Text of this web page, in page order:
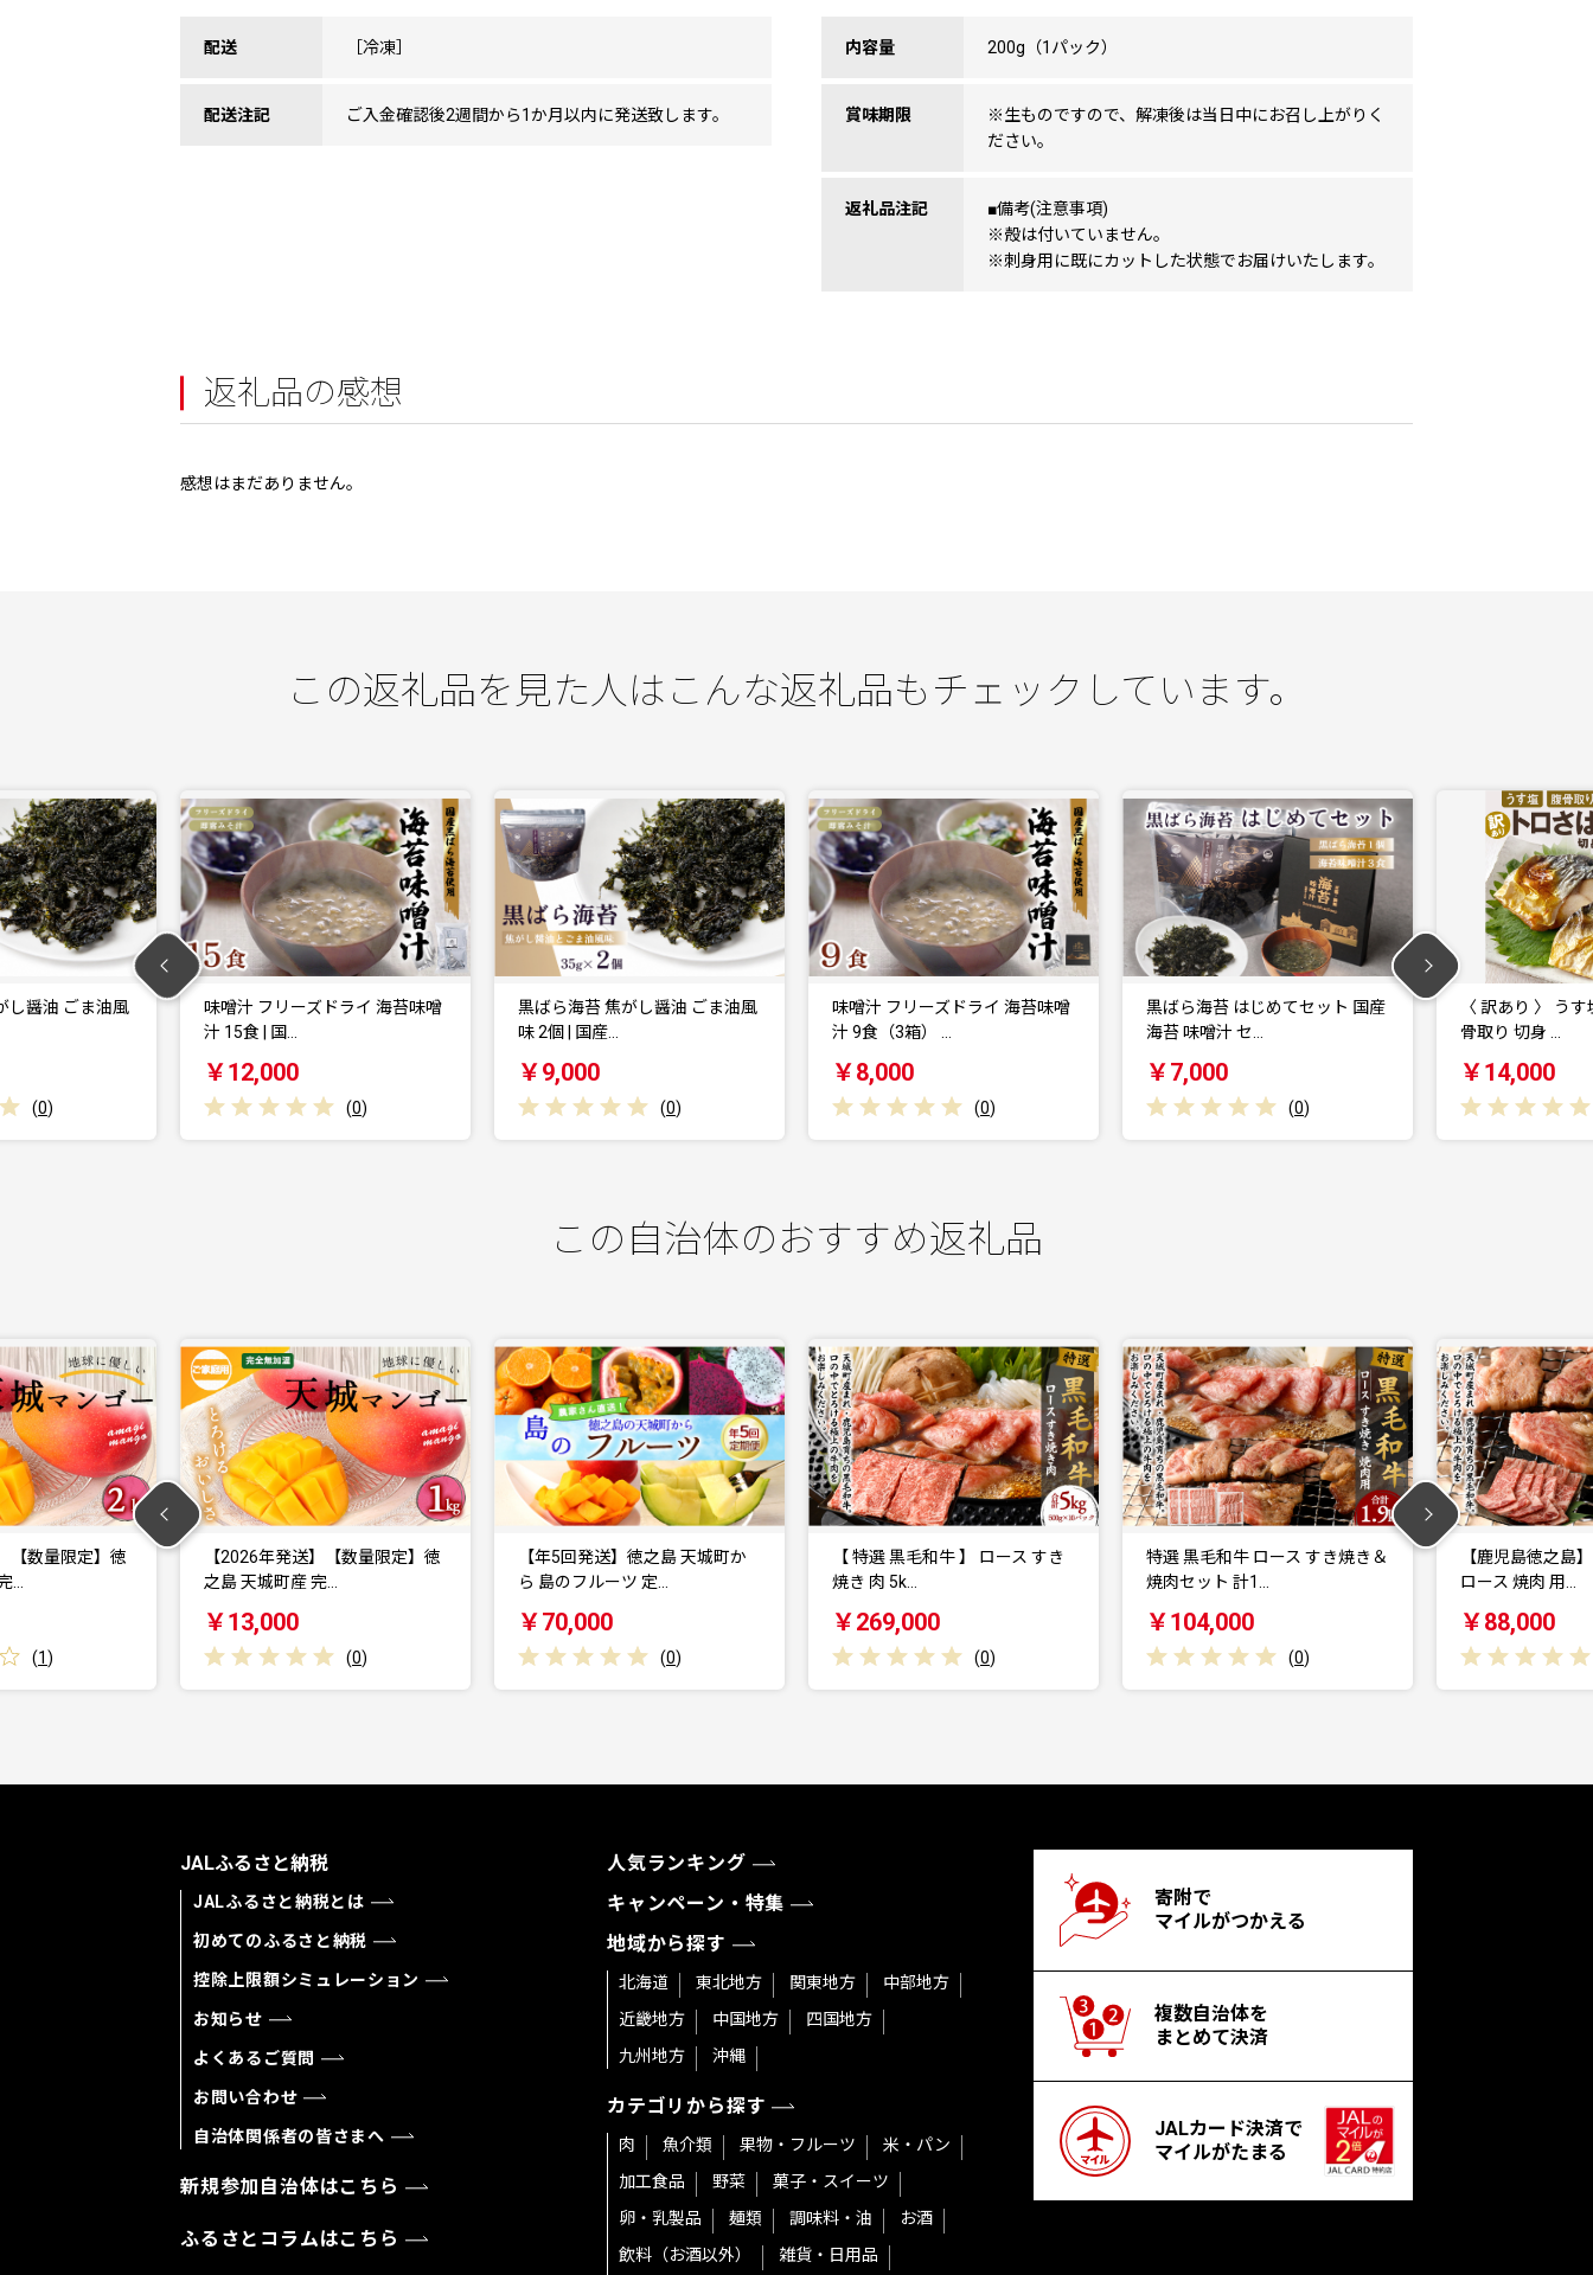
配送 ［冷凍］
配送注記 ご入金確認後2週間から1か月以内に発送致します。
内容量 200g（1パック）
賞味期限
※生ものですので、解凍後は当日中にお召し上がりく
ださい。
返礼品注記
■備考(注意事項)
※殻は付いていません。
※刺身用に既にカットした状態でお届けいたします。
返礼品の感想
感想はまだありません。
この返礼品を見た人はこんな返礼品もチェックしています。
ドライ 海苔味噌
(0
黒ばら海苔 焦がし醤油 ごま油風
味 2個 | 国産…
￥9,000
(0
味噌汁 フリーズドライ 海苔味噌
汁 9食（3箱） …
￥8,000
(0
黒ばら海苔 はじめてセット 国産
海苔 味噌汁 セ…
￥7,000
(0
〈 訳あり 〉 うす塩 トロさば 腹
骨取り 切身 …
￥14,000
(0
〈 訳あり 〉 ト
（ どっさり …
￥14,000
この自治体のおすすめ返礼品
】【数量限定】徳
完…
(
【年5回発送】徳之島 天城町か
ら 島のフルーツ 定…
￥70,000
(
【 特選 黒毛和牛 】 ロース すき
焼き 肉 5k…
￥269,000
(
特選 黒毛和牛 ロース すき焼き＆
焼肉セット 計1…
￥104,000
(
【鹿児島徳之島】 特選 黒毛和牛
ロース 焼肉 用…
￥88,000
(
【鹿児島徳之
ロース 焼肉 用…
￥45,000
JALふるさと納税
JALふるさと納税とは
初めてのふるさと納税
控除上限額シミュレーション
お知らせ
よくあるご質問
お問い合わせ
自治体関係者の皆さまへ
新規参加自治体はこちら
ふるさとコラムはこちら
人気ランキング
キャンペーン・特集
地域から探す
北海道 東北地方 関東地方
中部地方
近畿地方
中国地方
四国地方
九州地方
沖縄
カテゴリから探す
肉 魚介類 果物・フルーツ
米・パン
加工食品
野菜
菓子・スイーツ
卵・乳製品
麺類 調味料・油
お酒
飲料（お酒以外）
雑貨・日用品
寄附で
マイルがつかえる
複数自治体を
まとめて決済
JALカード決済で
マイルがたまる